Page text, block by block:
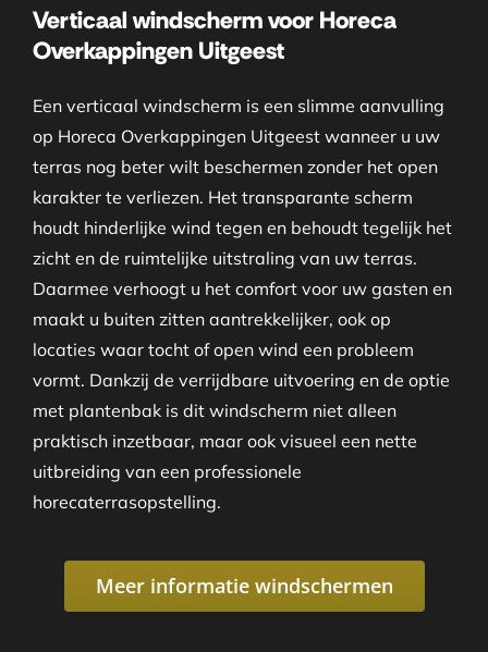
Verticaal windscherm voor Horeca
Overkappingen Uitgeest
Een verticaal windscherm is een slimme aanvulling
op Horeca Overkappingen Uitgeest wanneer u uw
terras nog beter wilt beschermen zonder het open
karakter te verliezen. Het transparante scherm
houdt hinderlijke wind tegen en behoudt tegelijk het
zicht en de ruimtelijke uitstraling van uw terras.
Daarmee verhoogt u het comfort voor uw gasten en
maakt u buiten zitten aantrekkelijker, ook op
locaties waar tocht of open wind een probleem
vormt. Dankzij de verrijdbare uitvoering en de optie
met plantenbak is dit windscherm niet alleen
praktisch inzetbaar, maar ook visueel een nette
uitbreiding van een professionele
horecaterrasopstelling.
Meer informatie windschermen